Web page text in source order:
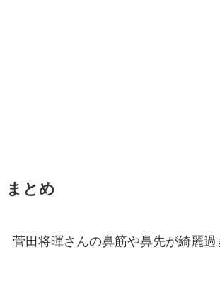
まとめ
菅田将暉さんの鼻筋や鼻先が綺麗過